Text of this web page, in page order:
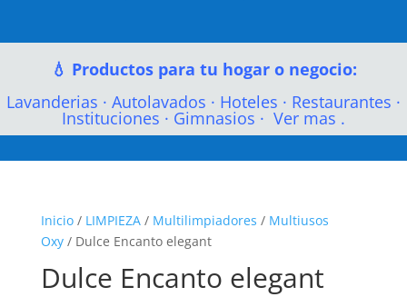
💧 Productos para tu hogar o negocio:
Lavanderias · Autolavados · Hoteles · Restaurantes ·
Instituciones · Gimnasios · Ver mas .
Inicio/ LIMPIEZA/ Multilimpiadores / Multiusos
Oxy/ Dulce Encanto elegant
Dulce Encanto elegant